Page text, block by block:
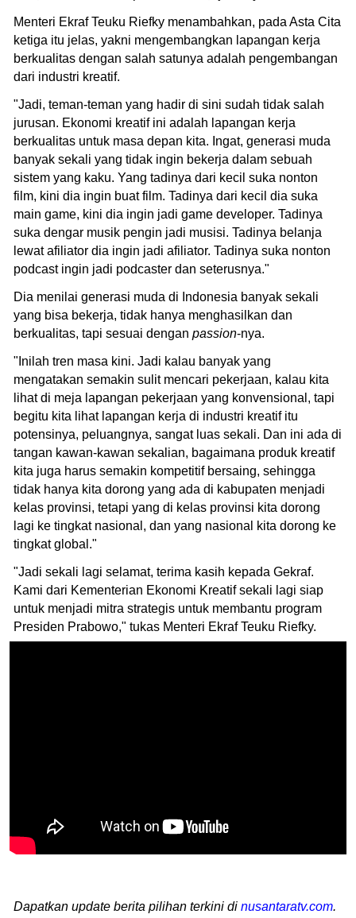
Menteri Ekraf Teuku Riefky menambahkan, pada Asta Cita
ketiga itu jelas, yakni mengembangkan lapangan kerja
berkualitas dengan salah satunya adalah pengembangan
dari industri kreatif.
"Jadi, teman-teman yang hadir di sini sudah tidak salah
jurusan. Ekonomi kreatif ini adalah lapangan kerja
berkualitas untuk masa depan kita. Ingat, generasi muda
banyak sekali yang tidak ingin bekerja dalam sebuah
sistem yang kaku. Yang tadinya dari kecil suka nonton
film, kini dia ingin buat film. Tadinya dari kecil dia suka
main game, kini dia ingin jadi game developer. Tadinya
suka dengar musik pengin jadi musisi. Tadinya belanja
lewat afiliator dia ingin jadi afiliator. Tadinya suka nonton
podcast ingin jadi podcaster dan seterusnya."
Dia menilai generasi muda di Indonesia banyak sekali
yang bisa bekerja, tidak hanya menghasilkan dan
berkualitas, tapi sesuai dengan passion-nya.
"Inilah tren masa kini. Jadi kalau banyak yang
mengatakan semakin sulit mencari pekerjaan, kalau kita
lihat di meja lapangan pekerjaan yang konvensional, tapi
begitu kita lihat lapangan kerja di industri kreatif itu
potensinya, peluangnya, sangat luas sekali. Dan ini ada di
tangan kawan-kawan sekalian, bagaimana produk kreatif
kita juga harus semakin kompetitif bersaing, sehingga
tidak hanya kita dorong yang ada di kabupaten menjadi
kelas provinsi, tetapi yang di kelas provinsi kita dorong
lagi ke tingkat nasional, dan yang nasional kita dorong ke
tingkat global."
"Jadi sekali lagi selamat, terima kasih kepada Gekraf.
Kami dari Kementerian Ekonomi Kreatif sekali lagi siap
untuk menjadi mitra strategis untuk membantu program
Presiden Prabowo," tukas Menteri Ekraf Teuku Riefky.
Dapatkan update berita pilihan terkini di nusantaratv.com.